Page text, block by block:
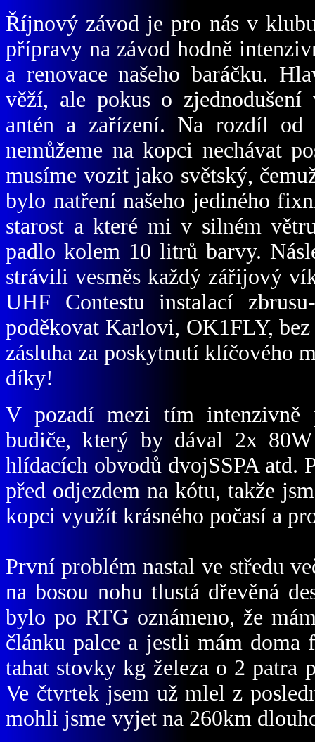
Říjnový závod je pro nás v
přípravy na závod hodně
a renovace našeho baráčku.
věží, ale pokus o zjednodušení
antén a zařízení. Na rozdíl
nemůžeme na kopci nechávat
musíme vozit jako světský,
bylo natření našeho jediného
starost a které mi v silném
padlo kolem 10 litrů barvy.
strávili vesměs každý zářijový
UHF Contestu instalací
poděkovat Karlovi, OK1FLY,
zásluha za poskytnutí klíčového
díky!
V pozadí mezi tím intenzivně
budiče, který by dával 2x
hlídacích obvodů dvojSSPA atd.
před odjezdem na kótu, takže
kopci využít krásného počasí a
První problém nastal ve středu
na bosou nohu tlustá dřevěná
bylo po RTG oznámeno, že
článku palce a jestli mám doma
tahat stovky kg železa o 2 patra
Ve čtvrtek jsem už mlel z
mohli jsme vyjet na 260km